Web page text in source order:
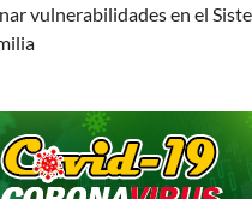
vulnerabilidades en el